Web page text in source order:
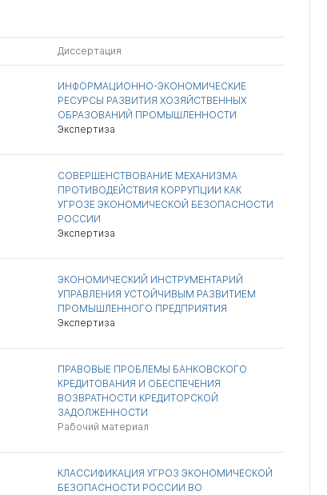
Диссертация
ИНФОРМАЦИОННО-ЭКОНОМИЧЕСКИЕ
РЕСУРСЫ РАЗВИТИЯ ХОЗЯЙСТВЕННЫХ
ОБРАЗОВАНИЙ ПРОМЫШЛЕННОСТИ
Экспертиза
СОВЕРШЕНСТВОВАНИЕ МЕХАНИЗМА
ПРОТИВОДЕЙСТВИЯ КОРРУПЦИИ КАК
УГРОЗЕ ЭКОНОМИЧЕСКОЙ БЕЗОПАСНОСТИ
РОССИИ
Экспертиза
ЭКОНОМИЧЕСКИЙ ИНСТРУМЕНТАРИЙ
УПРАВЛЕНИЯ УСТОЙЧИВЫМ РАЗВИТИЕМ
ПРОМЫШЛЕННОГО ПРЕДПРИЯТИЯ
Экспертиза
ПРАВОВЫЕ ПРОБЛЕМЫ БАНКОВСКОГО
КРЕДИТОВАНИЯ И ОБЕСПЕЧЕНИЯ
ВОЗВРАТНОСТИ КРЕДИТОРСКОЙ
ЗАДОЛЖЕННОСТИ
Рабочий материал
КЛАССИФИКАЦИЯ УГРОЗ ЭКОНОМИЧЕСКОЙ
БЕЗОПАСНОСТИ РОССИИ ВО